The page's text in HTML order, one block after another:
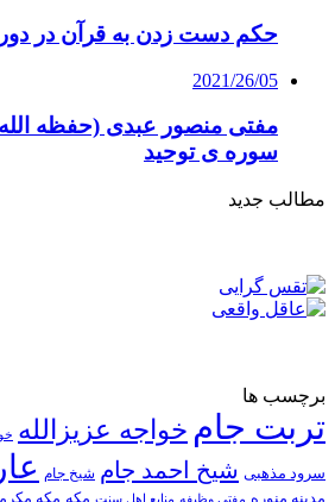
حکم دست زدن به قرآن در
2021/26/05
مفتی منصور عبدی (حفظه
سوره ی توحید
مطالب جدید
برچسب ها
تربت جام خواجه عزیزالله
سرود مذهبی شیخ احمد جام شیخ جام
مدینه منوره مفتی وظیفه منابع اهل سنت مکه مکه